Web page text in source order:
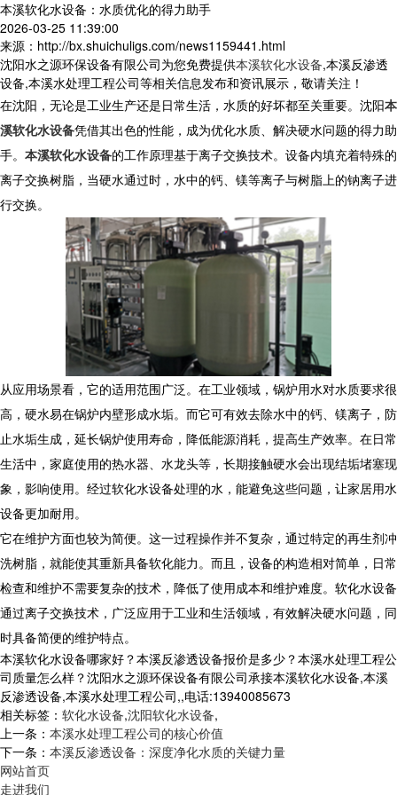
本溪软化水设备：水质优化的得力助手
2026-03-25 11:39:00
来源：http://bx.shuichuligs.com/news1159441.html
沈阳水之源环保设备有限公司为您免费提供本溪软化水设备,本溪反渗透
设备,本溪水处理工程公司等相关信息发布和资讯展示，敬请关注！
在沈阳，无论是工业生产还是日常生活，水质的好坏都至关重要。沈阳本
溪软化水设备凭借其出色的性能，成为优化水质、解决硬水问题的得力助
手。 本溪软化水设备的工作原理基于离子交换技术。设备内填充着特殊的
离子交换树脂，当硬水通过时，水中的钙、镁等离子与树脂上的钠离子进
行交换。
从应用场景看，它的适用范围广泛。在工业领域，锅炉用水对水质要求很
高，硬水易在锅炉内壁形成水垢。而它可有效去除水中的钙、镁离子，防
止水垢生成，延长锅炉使用寿命，降低能源消耗，提高生产效率。在日常
生活中，家庭使用的热水器、水龙头等，长期接触硬水会出现结垢堵塞现
象，影响使用。经过软化水设备处理的水，能避免这些问题，让家居用水
设备更加耐用。
它在维护方面也较为简便。这一过程操作并不复杂，通过特定的再生剂冲
洗树脂，就能使其重新具备软化能力。而且，设备的构造相对简单，日常
检查和维护不需要复杂的技术，降低了使用成本和维护难度。软化水设备
通过离子交换技术，广泛应用于工业和生活领域，有效解决硬水问题，同
时具备简便的维护特点。
本溪软化水设备哪家好？本溪反渗透设备报价是多少？本溪水处理工程公
司质量怎么样？沈阳水之源环保设备有限公司承接本溪软化水设备,本溪
反渗透设备,本溪水处理工程公司,,电话:13940085673
相关标签： 软化水设备,沈阳软化水设备,
上一条： 本溪水处理工程公司的核心价值
下一条： 本溪反渗透设备：深度净化水质的关键力量
网站首页
走进我们